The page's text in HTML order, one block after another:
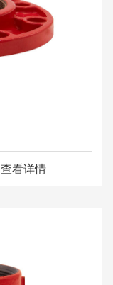
查看详情